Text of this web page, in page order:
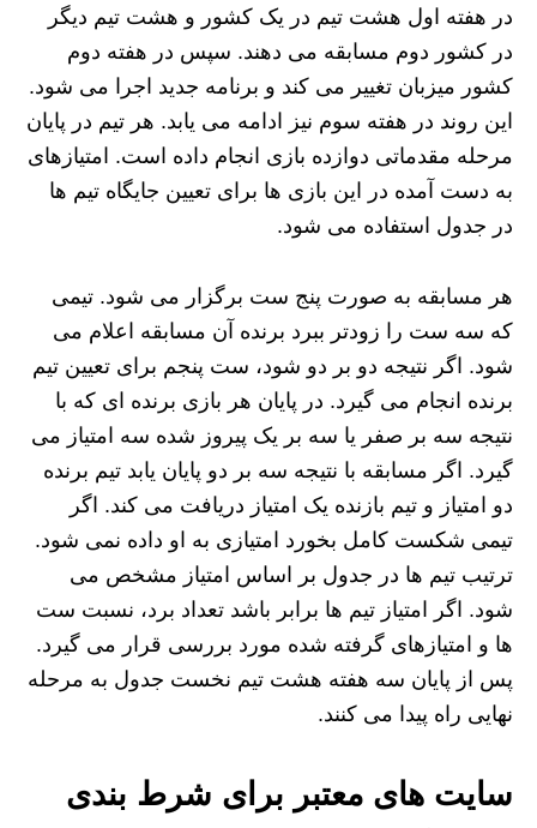
در هفته اول هشت تیم در یک کشور و هشت تیم دیگر
در کشور دوم مسابقه می‌ دهند. سپس در هفته دوم
کشور میزبان تغییر می‌ کند و برنامه جدید اجرا می‌ شود.
این روند در هفته سوم نیز ادامه می‌ یابد. هر تیم در پایان
مرحله مقدماتی دوازده بازی انجام داده است. امتیازهای
به دست آمده در این بازی‌ ها برای تعیین جایگاه تیم‌ ها
در جدول استفاده می‌ شود.
هر مسابقه به صورت پنج ست برگزار می‌ شود. تیمی
که سه ست را زودتر ببرد برنده آن مسابقه اعلام می‌
شود. اگر نتیجه دو بر دو شود، ست پنجم برای تعیین تیم
برنده انجام می‌ گیرد. در پایان هر بازی برنده‌ ای که با
نتیجه سه بر صفر یا سه بر یک پیروز شده سه امتیاز می‌
گیرد. اگر مسابقه با نتیجه سه بر دو پایان یابد تیم برنده
دو امتیاز و تیم بازنده یک امتیاز دریافت می‌ کند. اگر
تیمی شکست کامل بخورد امتیازی به او داده نمی‌ شود.
ترتیب تیم‌ ها در جدول بر اساس امتیاز مشخص می‌
شود. اگر امتیاز تیم‌ ها برابر باشد تعداد برد، نسبت ست‌
ها و امتیازهای گرفته شده مورد بررسی قرار می‌ گیرد.
پس از پایان سه هفته هشت تیم نخست جدول به مرحله
نهایی راه پیدا می‌ کنند.
سایت های معتبر برای شرط بندی